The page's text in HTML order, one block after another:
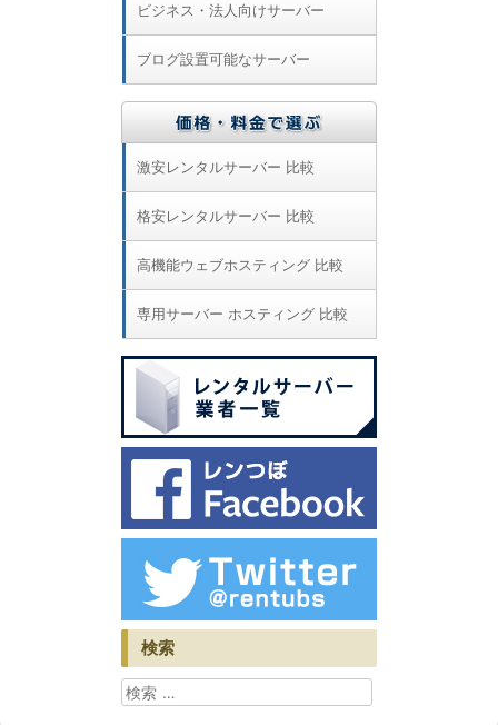
ビジネス・法人向けサーバー
ブログ設置可能なサーバー
激安レンタルサーバー 比較
格安レンタルサーバー 比較
高機能ウェブホスティング 比較
専用サーバー ホスティング 比較
検索
検索